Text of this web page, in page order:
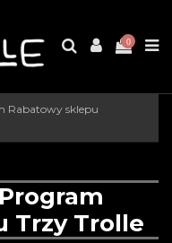
0
Rabatowy sklepu
Trzy Trolle